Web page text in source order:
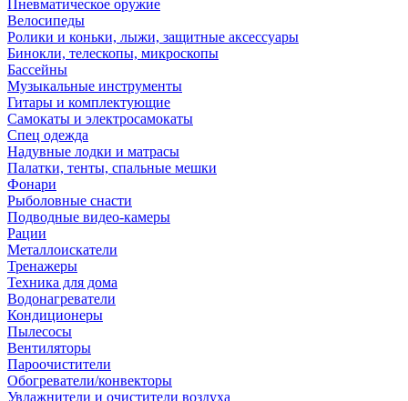
Пневматическое оружие
Велосипеды
Ролики и коньки, лыжи, защитные аксессуары
Бинокли, телескопы, микроскопы
Бассейны
Музыкальные инструменты
Гитары и комплектующие
Самокаты и электросамокаты
Спец одежда
Надувные лодки и матрасы
Палатки, тенты, спальные мешки
Фонари
Рыболовные снасти
Подводные видео-камеры
Рации
Металлоискатели
Тренажеры
Техника для дома
Водонагреватели
Кондиционеры
Пылесосы
Вентиляторы
Пароочистители
Обогреватели/конвекторы
Увлажнители и очистители воздуха